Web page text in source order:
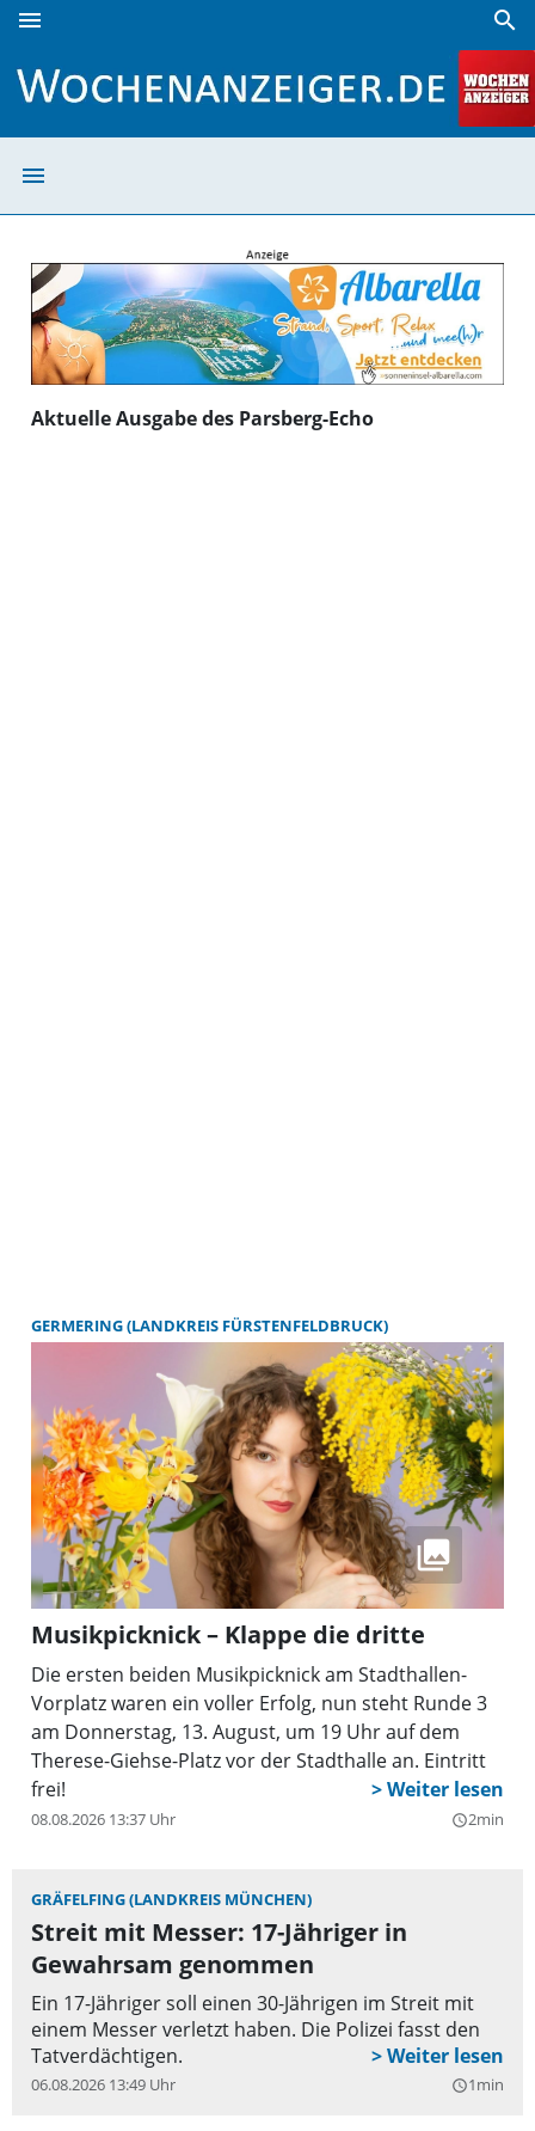
menu search
menu
Aktuelle Ausgabe des Parsberg-Echo
GERMERING (LANDKREIS FÜRSTENFELDBRUCK)
Musikpicknick – Klappe die dritte
Die ersten beiden Musikpicknick am Stadthallen-
Vorplatz waren ein voller Erfolg, nun steht Runde 3
am Donnerstag, 13. August, um 19 Uhr auf dem
Therese-Giehse-Platz vor der Stadthalle an. Eintritt
frei!
08.08.2026 13:37 Uhr query_builder2min
GRÄFELFING (LANDKREIS MÜNCHEN)
Streit mit Messer: 17-Jähriger in
Gewahrsam genommen
Ein 17-Jähriger soll einen 30-Jährigen im Streit mit
einem Messer verletzt haben. Die Polizei fasst den
Tatverdächtigen.
06.08.2026 13:49 Uhr query_builder1min